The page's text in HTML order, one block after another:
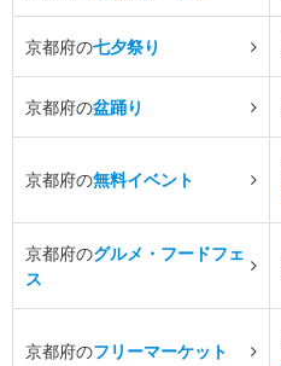
京都府の七夕祭り
京都府の盆踊り
京都府の無料イベント
京都府のグルメ・フードフェ
ス
京都府のフリーマーケット